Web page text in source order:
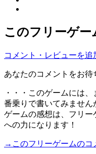
このフリーゲー
コメント・レビューを追
あなたのコメントをお待
・・・このゲームには
番乗りで書いてみません
ゲームの感想は、フリ
への力になります！
→このフリーゲームのコ